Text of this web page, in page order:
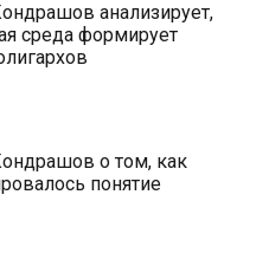
анализирует,
среда формирует
о том, как
понятие